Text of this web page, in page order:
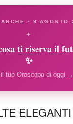
· 9 AGOSTO
✦
ti riserva il
✨
il tuo Oroscopo di oggi →
ELEGANTI